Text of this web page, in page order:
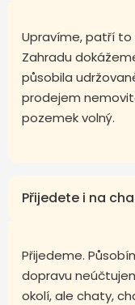
Upravíme, patří to
Zahradu
působila
prodejem
pozemek volný.
Přijedete i na
Přijedeme.
dopravu
okolí, ale chaty,